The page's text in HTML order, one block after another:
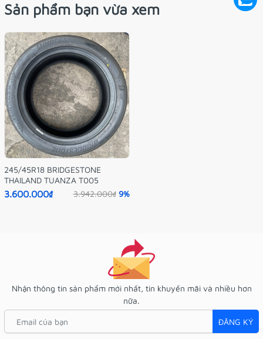
Sản phẩm bạn vừa xem
245/45R18 BRIDGESTONE
THAILAND TUANZA T005
3.600.000₫ 3.942.000₫ 9%
Nhận thông tin sản phẩm mới nhất, tin khuyến mãi và nhiều hơn
nữa.
ĐĂNG KÝ